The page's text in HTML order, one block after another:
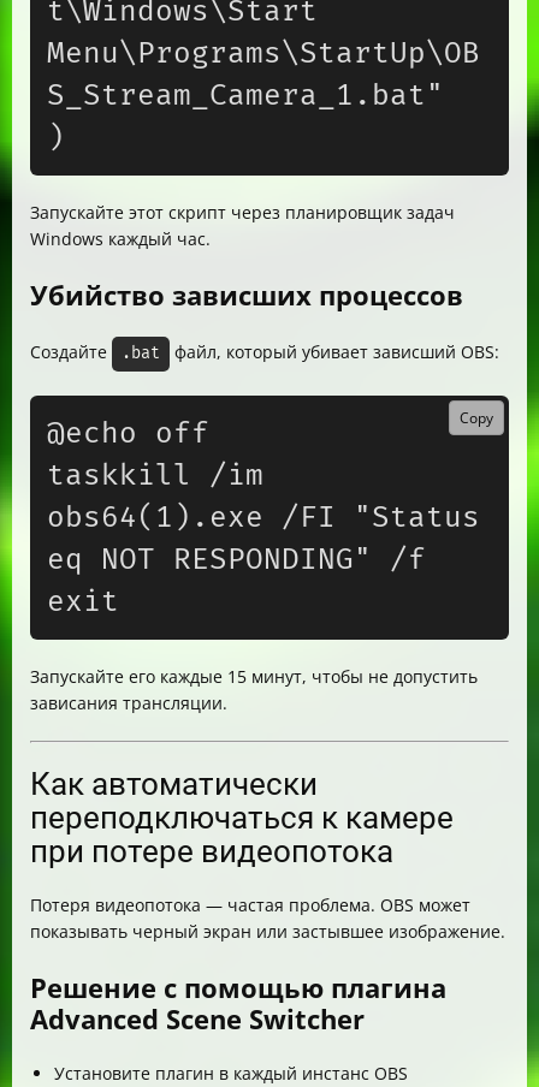
t\Windows\Start
Menu\Programs\StartUp\OB
S_Stream_Camera_1.bat"
Запускайте этот скрипт через планировщик задач
Windows каждый час.
Убийство зависших процессов
Создайте .bat файл, который убивает зависший OBS:
@echo off
taskkill /im
obs64(1).exe /FI "Status
eq NOT RESPONDING" /f
Copy
Запускайте его каждые 15 минут, чтобы не допустить
зависания трансляции.
Как автоматически
переподключаться к камере
при потере видеопотока
Потеря видеопотока — частая проблема. OBS может
показывать черный экран или застывшее изображение.
Решение с помощью плагина
Advanced Scene Switcher
Установите плагин в каждый инстанс OBS